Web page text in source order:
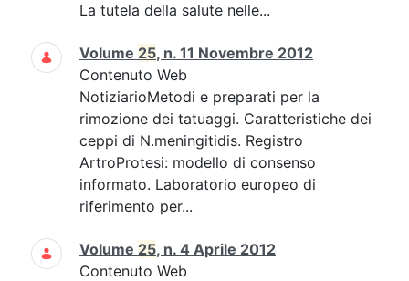
La tutela della salute nelle...
Volume 25, n. 11 Novembre 2012
Contenuto Web
NotiziarioMetodi e preparati per la
rimozione dei tatuaggi. Caratteristiche dei
ceppi di N.meningitidis. Registro
ArtroProtesi: modello di consenso
informato. Laboratorio europeo di
riferimento per...
Volume 25, n. 4 Aprile 2012
Contenuto Web